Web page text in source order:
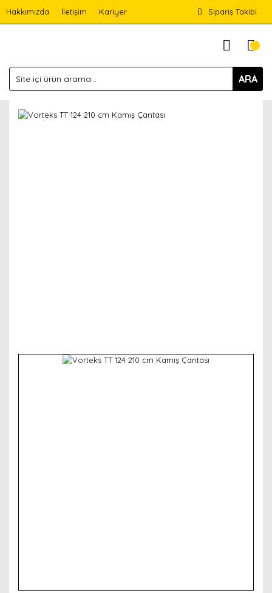
Hakkımızda İletişim Kariyer Sipariş Takibi
ARA